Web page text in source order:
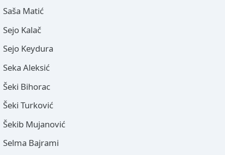
Saša Matić
Sejo Kalač
Sejo Keydura
Seka Aleksić
Šeki Bihorac
Šeki Turković
Šekib Mujanović
Selma Bajrami